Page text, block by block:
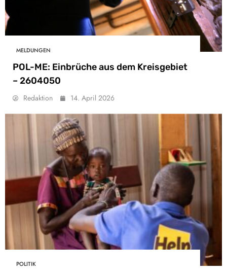
MELDUNGEN
POL-ME: Einbrüche aus dem Kreisgebiet
– 2604050
Redaktion 14. April 2026
POLITIK